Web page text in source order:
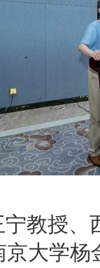
宁教授
大学